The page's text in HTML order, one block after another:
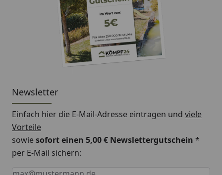
Newsletter
Einfach hier die E-Mail-Adresse eintragen und viele
Vorteile
sowiesofort einen 5,00 € Newslettergutschein *
per E-Mail sichern:
Keine Eingabe erforderlich
Eingabe erforderlich
E-Mail *